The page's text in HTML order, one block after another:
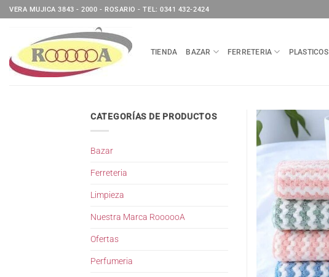
Saltar
al
VERA MUJICA 3843 - 2000 - ROSARIO - TEL: 0341 432-2424
TIENDA BAZAR FERRETERIA PLASTICOS
CATEGORÍAS DE PRODUCTOS
Bazar
Ferreteria
Limpieza
Nuestra Marca RoooooA
Ofertas
Perfumeria